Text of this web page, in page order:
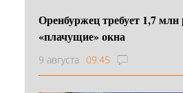
Оренбуржец требует 1,7 млн
«плачущие» окна
9 августа 09:45